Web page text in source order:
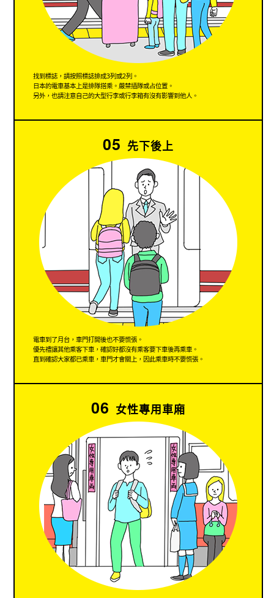
找到標誌，請按照標誌排成3列或2列。
日本的電車基本上是排隊搭乘。嚴禁插隊或占位置。
另外，也請注意自己的大型行李或行李箱有沒有影響到他人。
05 先下後上
電車到了月台，車門打開後也不要慌張。
優先禮讓其他乘客下車，確認好都沒有乘客要下車後再乘車。
直到確認大家都已乘車，車門才會關上，因此乘車時不要慌張。
06 女性專用車廂